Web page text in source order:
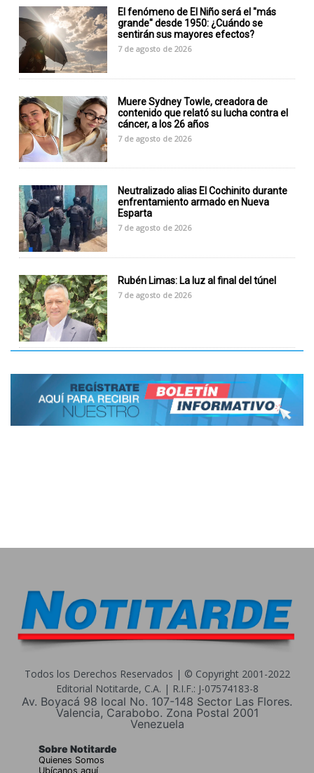
El fenómeno de El Niño será el "más
grande" desde 1950: ¿Cuándo se
sentirán sus mayores efectos?
7 de agosto de 2026
Muere Sydney Towle, creadora de
contenido que relató su lucha contra el
cáncer, a los 26 años
7 de agosto de 2026
Neutralizado alias El Cochinito durante
enfrentamiento armado en Nueva
Esparta
7 de agosto de 2026
Rubén Limas: La luz al final del túnel
7 de agosto de 2026
Todos los Derechos Reservados | © Copyright 2001-2022
Editorial Notitarde, C.A. | R.I.F.: J-07574183-8
Av. Boyacá 98 local No. 107-148 Sector Las Flores.
Valencia, Carabobo. Zona Postal 2001
Venezuela
Sobre Notitarde
Quienes Somos
Ubícanos aquí